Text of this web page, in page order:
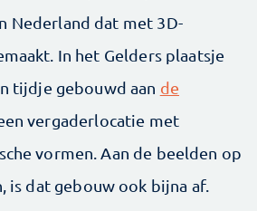
Nederland dat met 3D-
In het Gelders plaatsje
tijdje gebouwd aan de
een vergaderlocatie met
vormen. Aan de beelden op
is dat gebouw ook bijna af.